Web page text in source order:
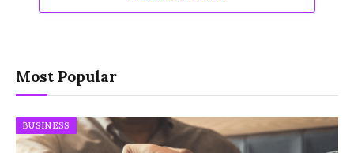
Most Popular
BUSINESS